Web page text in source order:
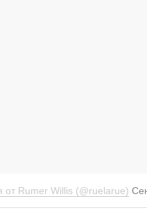
от Rumer Willis (@ruelarue)